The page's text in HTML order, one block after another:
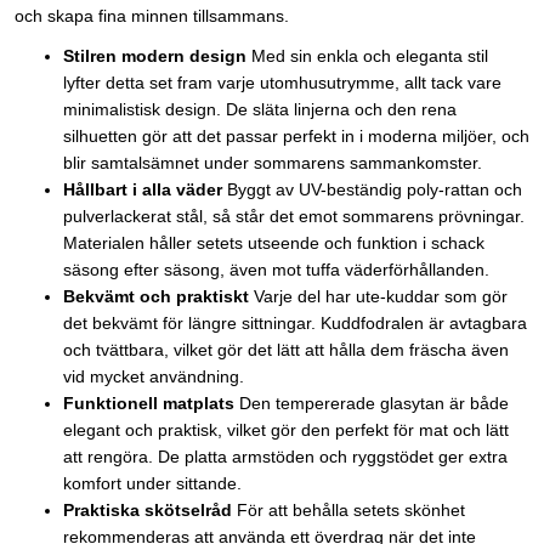
och skapa fina minnen tillsammans.
Stilren modern design Med sin enkla och eleganta stil
lyfter detta set fram varje utomhusutrymme, allt tack vare
minimalistisk design. De släta linjerna och den rena
silhuetten gör att det passar perfekt in i moderna miljöer, och
blir samtalsämnet under sommarens sammankomster.
Hållbart i alla väderByggt av UV-beständig poly-rattan och
pulverlackerat stål, så står det emot sommarens prövningar.
Materialen håller setets utseende och funktion i schack
säsong efter säsong, även mot tuffa väderförhållanden.
Bekvämt och praktiskt Varje del har ute-kuddar som gör
det bekvämt för längre sittningar. Kuddfodralen är avtagbara
och tvättbara, vilket gör det lätt att hålla dem fräscha även
vid mycket användning.
Funktionell matplats Den tempererade glasytan är både
elegant och praktisk, vilket gör den perfekt för mat och lätt
att rengöra. De platta armstöden och ryggstödet ger extra
komfort under sittande.
Praktiska skötselråd För att behålla setets skönhet
rekommenderas att använda ett överdrag när det inte